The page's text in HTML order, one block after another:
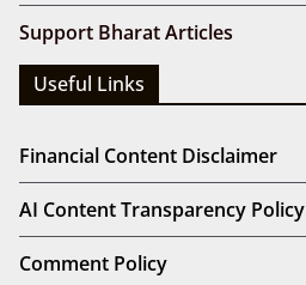
Support Bharat Articles
Useful Links
Financial Content Disclaimer
AI Content Transparency Policy
Comment Policy